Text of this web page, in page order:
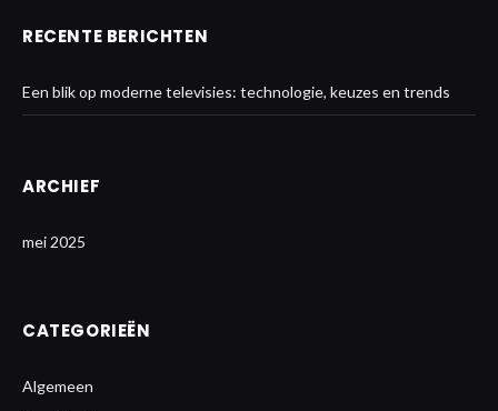
RECENTE BERICHTEN
Een blik op moderne televisies: technologie, keuzes en trends
ARCHIEF
mei 2025
CATEGORIEËN
Algemeen